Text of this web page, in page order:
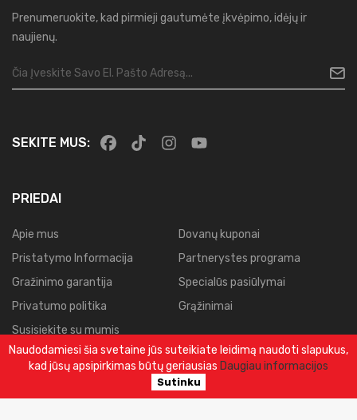
Naudodamiesi šia svetaine jūs suteikiate leidimą naudoti slapukus,
kad jūsų apsipirkimas būtų geriausias Daugiau informacijos
Sutinku
Prenumeruokite, kad pirmieji gautumėte įkvėpimo, idėjų ir
naujienų.
SEKITE MUS:
PRIEDAI
Apie mus
Pristatymo Informacija
Gražinimo garantija
Privatumo politika
Susisiekite su mumis
Svetainės planas
Dovanų kuponai
Partnerystes programa
Specialūs pasiūlymai
Grąžinimai